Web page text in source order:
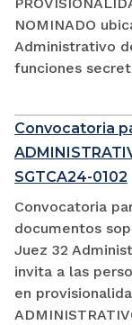
NOMINADO
Administrativo
funciones
Convocatoria
SGTCA24-0102
Convocatoria
documentos
Juez 32
invita a las
en